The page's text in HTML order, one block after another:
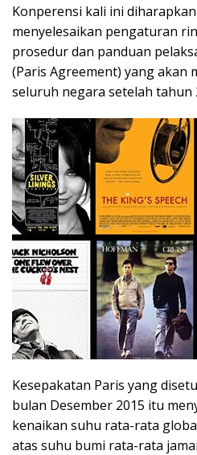
Konperensi kali ini
menyelesaikan pengaturan
prosedur dan panduan
(Paris Agreement) yang akan
seluruh negara setelah tahun
Kesepakatan Paris yang
bulan Desember 2015 itu
kenaikan suhu rata-rata
atas suhu bumi rata-rata